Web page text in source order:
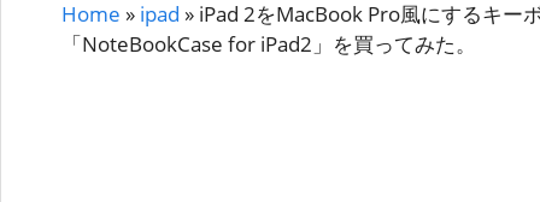
Home » ipad » iPad 2をMacBook Pro風にするキー
「NoteBookCase for iPad2」を買ってみた。